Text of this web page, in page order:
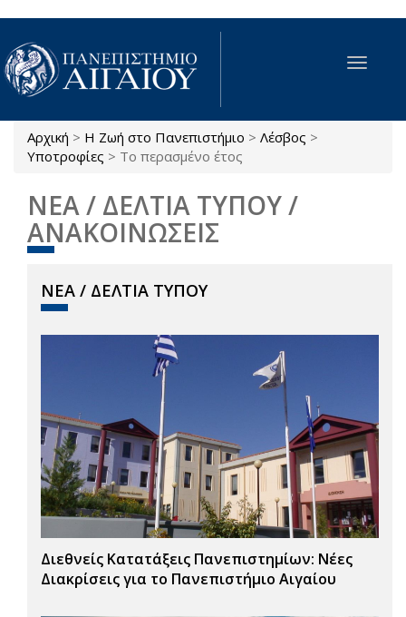
Παράκαμψη προς το κυρίως περιεχόμενο
Toggle
Είστε εδώ
Αρχική > Η Ζωή στο Πανεπιστήμιο > Λέσβος >
Υποτροφίες > Το περασμένο έτος
ΝΕΑ / ΔΕΛΤΙΑ ΤΥΠΟΥ /
ΑΝΑΚΟΙΝΩΣΕΙΣ
ΝΕΑ / ΔΕΛΤΙΑ ΤΥΠΟΥ
Διεθνείς Κατατάξεις Πανεπιστημίων: Νέες
Διακρίσεις για το Πανεπιστήμιο Αιγαίου